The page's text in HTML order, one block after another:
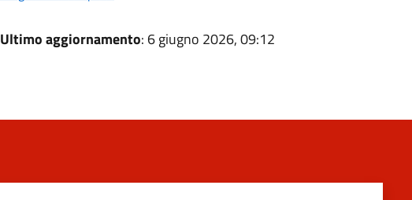
Ultimo aggiornamento: 6 giugno 2026, 09:12